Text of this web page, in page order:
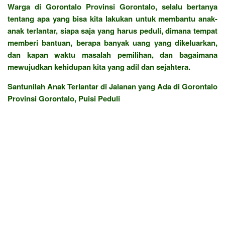
Warga di Gorontalo Provinsi Gorontalo, selalu bertanya
tentang apa yang bisa kita lakukan untuk membantu anak-
anak terlantar, siapa saja yang harus peduli, dimana tempat
memberi bantuan, berapa banyak uang yang dikeluarkan,
dan kapan waktu masalah pemilihan, dan bagaimana
mewujudkan kehidupan kita yang adil dan sejahtera.
Santunilah Anak Terlantar di Jalanan yang Ada di Gorontalo
Provinsi Gorontalo, Puisi Peduli